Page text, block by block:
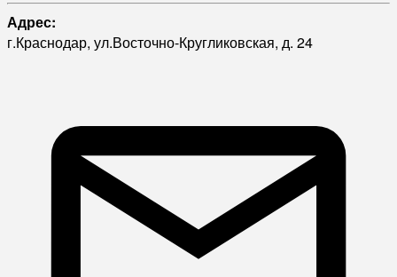
Адрес:
г.Краснодар, ул.Восточно-Кругликовская, д. 24